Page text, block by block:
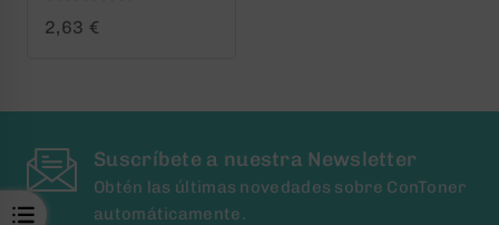
0
2,63 €
Suscríbete a nuestra Newsletter
Obtén las últimas novedades sobre ConToner
automáticamente.